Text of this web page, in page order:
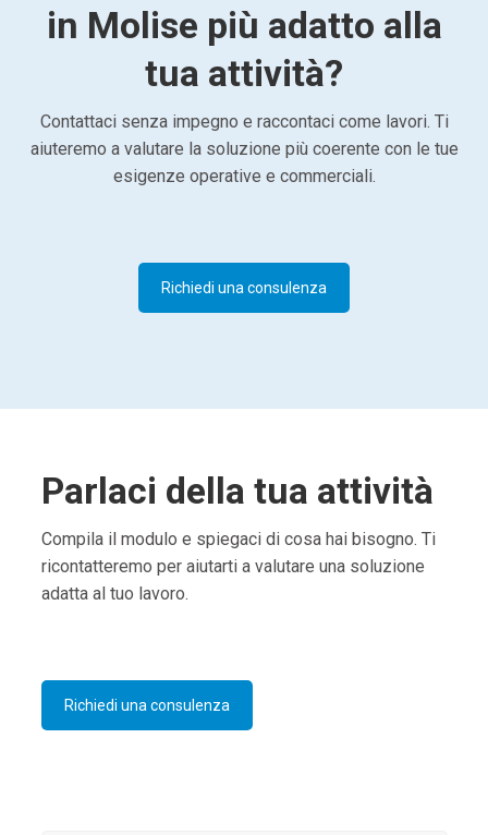
in Molise più adatto alla
tua attività?
Contattaci senza impegno e raccontaci come lavori. Ti
aiuteremo a valutare la soluzione più coerente con le tue
esigenze operative e commerciali.
Richiedi una consulenza
Parlaci della tua attività
Compila il modulo e spiegaci di cosa hai bisogno. Ti
ricontatteremo per aiutarti a valutare una soluzione
adatta al tuo lavoro.
Richiedi una consulenza